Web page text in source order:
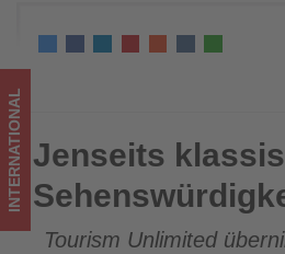
los
ist!
Jenseits klassischer Sehenswürdigkeiten
INTERNATIONAL Jenseits
Tourism Unlimited